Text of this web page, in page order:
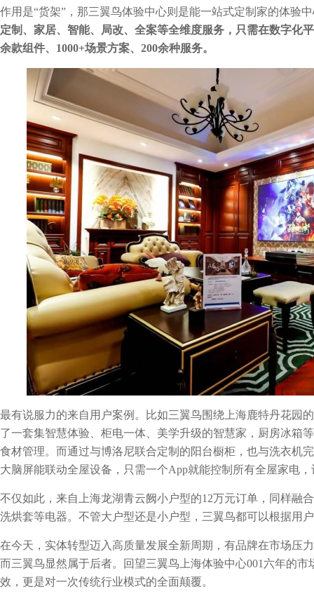
作用是“货架”，那三翼鸟体验中心则是能一站式定制家的体验
定制、家居、智能、局改、全案等全维度服务，只需在数字化
余款组件、1000+场景方案、200余种服务。
最有说服力的来自用户案例。比如三翼鸟围绕上海鹿特丹花园
了一套集智慧体验、柜电一体、美学升级的智慧家，厨房冰箱
食材管理。而通过与博洛尼联合定制的阳台橱柜，也与洗衣机
大脑屏能联动全屋设备，只需一个App就能控制所有全屋家电
不仅如此，来自上海龙湖青云阙小户型的12万元订单，同样融
洗烘套等电器。不管大户型还是小户型，三翼鸟都可以根据用
在今天，实体转型迈入高质量发展全新周期，有品牌在市场压
而三翼鸟显然属于后者。回望三翼鸟上海体验中心001六年的
效，更是对一次传统行业模式的全面颠覆。